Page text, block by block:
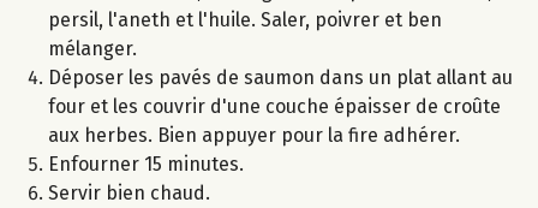
persil, l'aneth et l'huile. Saler, poivrer et ben
mélanger.
Déposer les pavés de saumon dans un plat allant au
four et les couvrir d'une couche épaisser de croûte
aux herbes. Bien appuyer pour la fire adhérer.
Enfourner 15 minutes.
Servir bien chaud.